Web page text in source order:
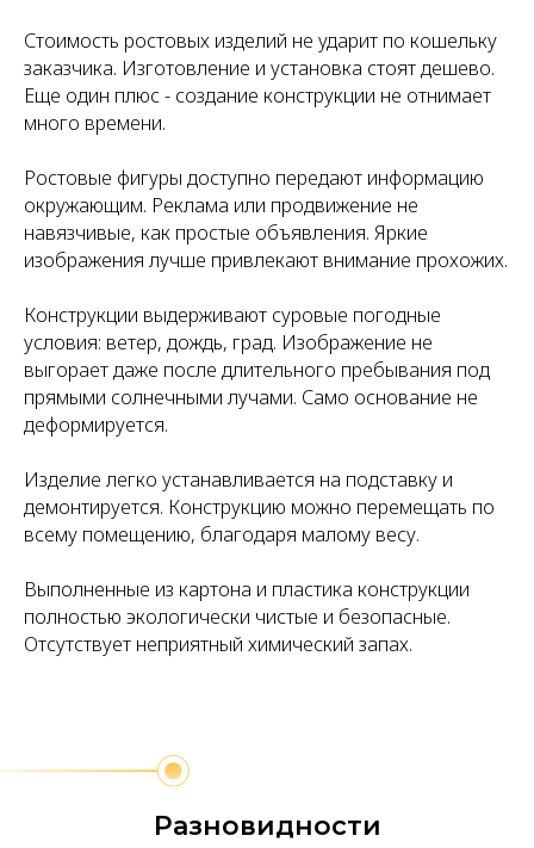
Стоимость ростовых изделий не ударит по кошельку
заказчика. Изготовление и установка стоят дешево.
Еще один плюс - создание конструкции не отнимает
много времени.
Ростовые фигуры доступно передают информацию
окружающим. Реклама или продвижение не
навязчивые, как простые объявления. Яркие
изображения лучше привлекают внимание прохожих.
Конструкции выдерживают суровые погодные
условия: ветер, дождь, град. Изображение не
выгорает даже после длительного пребывания под
прямыми солнечными лучами. Само основание не
деформируется.
Изделие легко устанавливается на подставку и
демонтируется. Конструкцию можно перемещать по
всему помещению, благодаря малому весу.
Выполненные из картона и пластика конструкции
полностью экологически чистые и безопасные.
Отсутствует неприятный химический запах.
Разновидности